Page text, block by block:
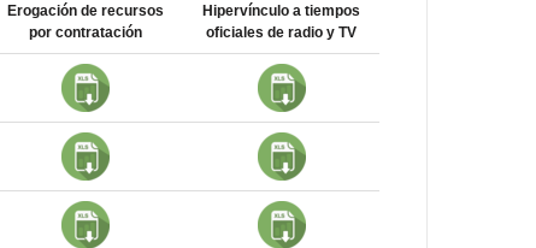
Erogación de recursos
por contratación
Hipervínculo a tiempos
oficiales de radio y TV